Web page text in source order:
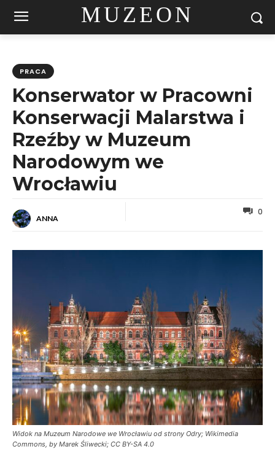
MUZEON
PRACA
Konserwator w Pracowni
Konserwacji Malarstwa i
Rzeźby w Muzeum
Narodowym we
Wrocławiu
ANNA
0
Widok na Muzeum Narodowe we Wrocławiu od strony Odry; Wikimedia
Commons, by Marek Śliwecki; CC BY-SA 4.0